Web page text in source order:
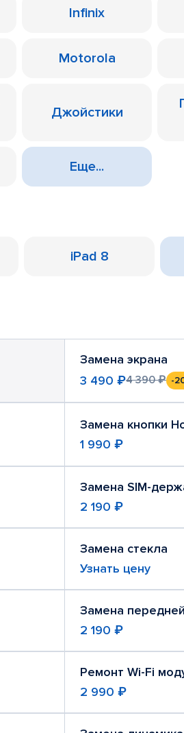
Infinix
Motorola
Джойстики
Еще...
iPad 8
Замена экрана
3 490 ₽4 390 ₽ -
Замена кнопки
1 990 ₽
Замена SIM-
2 190 ₽
Замена стекла
Узнать цену
Замена
2 190 ₽
Ремонт Wi-Fi
2 990 ₽